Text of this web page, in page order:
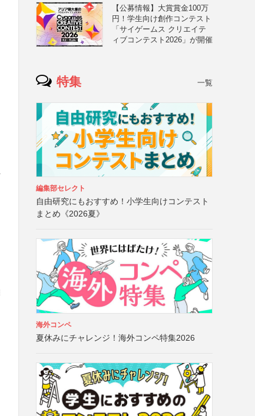
【公募情報】大賞賞金100万
円！学生向け創作コンテスト
「サイゲームス クリエイテ
ィブコンテスト2026」が開催
特集 一覧
編集部セレクト
自由研究にもおすすめ！小学生向けコンテスト
まとめ《2026夏》
海外コンペ
夏休みにチャレンジ！海外コンペ特集2026